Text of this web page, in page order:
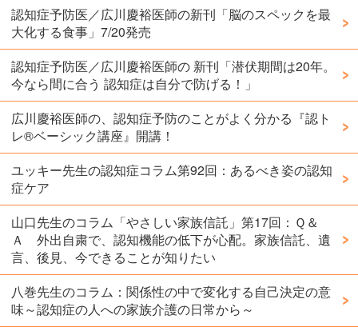
認知症予防医／広川慶裕医師の新刊「脳のスペックを最
大化する食事」7/20発売
認知症予防医／広川慶裕医師の 新刊「潜伏期間は20年。
今なら間に合う 認知症は自分で防げる！」
広川慶裕医師の、認知症予防のことがよく分かる『認ト
レ®️ベーシック講座』開講！
ユッキー先生の認知症コラム第92回：あるべき姿の認知
症ケア
山口先生のコラム「やさしい家族信託」第17回：Ｑ＆
Ａ 外出自粛で、認知機能の低下が心配。家族信託、遺
言、後見、今できることが知りたい
八巻先生のコラム：関係性の中で変化する自己決定の意
味～認知症の人への家族介護の日常から～